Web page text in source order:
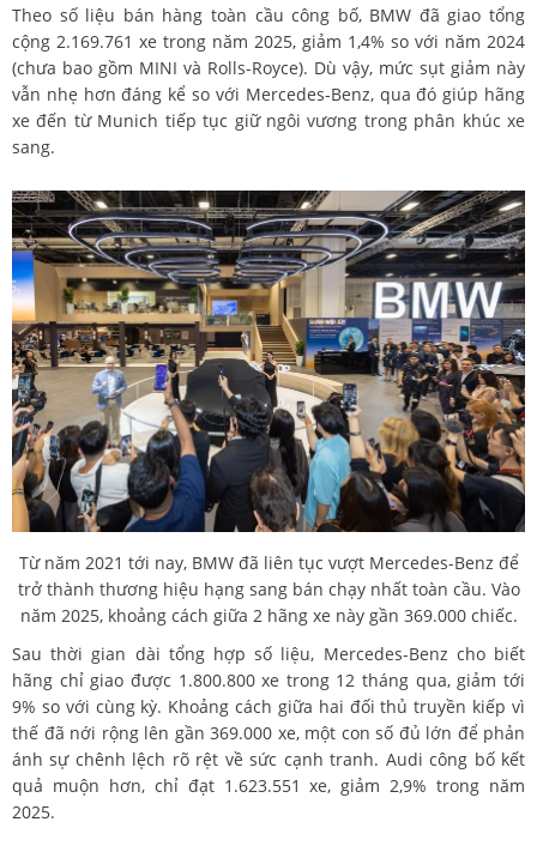
Theo số liệu bán hàng toàn cầu công bố, BMW đã giao tổng
cộng 2.169.761 xe trong năm 2025, giảm 1,4% so với năm 2024
(chưa bao gồm MINI và Rolls-Royce). Dù vậy, mức sụt giảm này
vẫn nhẹ hơn đáng kể so với Mercedes-Benz, qua đó giúp hãng
xe đến từ Munich tiếp tục giữ ngôi vương trong phân khúc xe
sang.
Từ năm 2021 tới nay, BMW đã liên tục vượt Mercedes-Benz để
trở thành thương hiệu hạng sang bán chạy nhất toàn cầu. Vào
năm 2025, khoảng cách giữa 2 hãng xe này gần 369.000 chiếc.
Sau thời gian dài tổng hợp số liệu, Mercedes-Benz cho biết
hãng chỉ giao được 1.800.800 xe trong 12 tháng qua, giảm tới
9% so với cùng kỳ. Khoảng cách giữa hai đối thủ truyền kiếp vì
thế đã nới rộng lên gần 369.000 xe, một con số đủ lớn để phản
ánh sự chênh lệch rõ rệt về sức cạnh tranh. Audi công bố kết
quả muộn hơn, chỉ đạt 1.623.551 xe, giảm 2,9% trong năm
2025.